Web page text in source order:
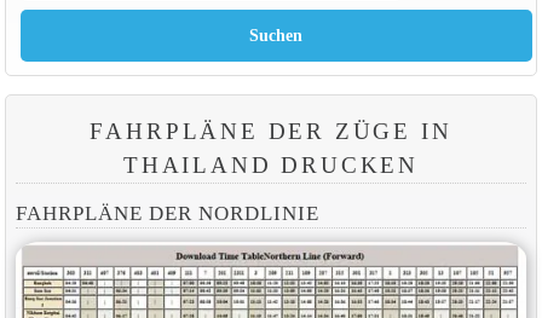
FAHRPLÄNE DER ZÜGE IN
THAILAND DRUCKEN
FAHRPLÄNE DER NORDLINIE